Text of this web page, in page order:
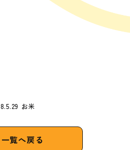
8.5.29 お米
一覧へ戻る